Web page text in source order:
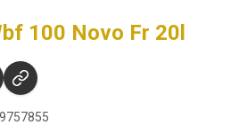
100 Novo Fr 20l